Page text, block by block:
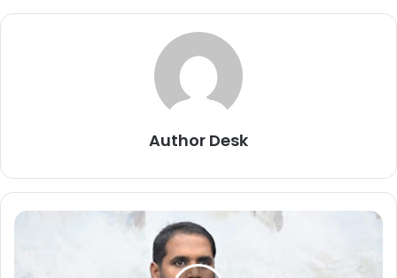
Author Desk